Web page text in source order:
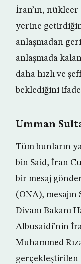
İran’ın,
yerine
anlaşmadan
anlaşmada
daha hızlı ve
beklediğini
Umman
Tüm bunların
bin Said, İran
bir mesaj
(ONA), mesajın
Divanı Bakanı
Albusaidi’nin
Muhammed
gerçekleştirilen